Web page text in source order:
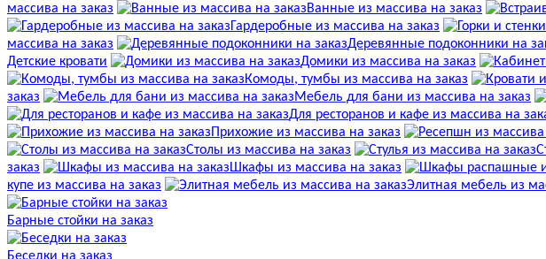
массива на заказ
Ванные из массива на заказ
Гардеробные из массива на заказ
массива на заказ
Деревянные подоконники на
Детские кровати
Домики из массива на заказ
Комоды, тумбы из массива на заказ
заказ
Мебель для бани из массива на заказ
Для ресторанов и кафе из массива на
Прихожие из массива на заказ
Столы из массива на заказ
заказ
Шкафы из массива на заказ
купе из массива на заказ
Элитная мебель из
Барные стойки на заказ